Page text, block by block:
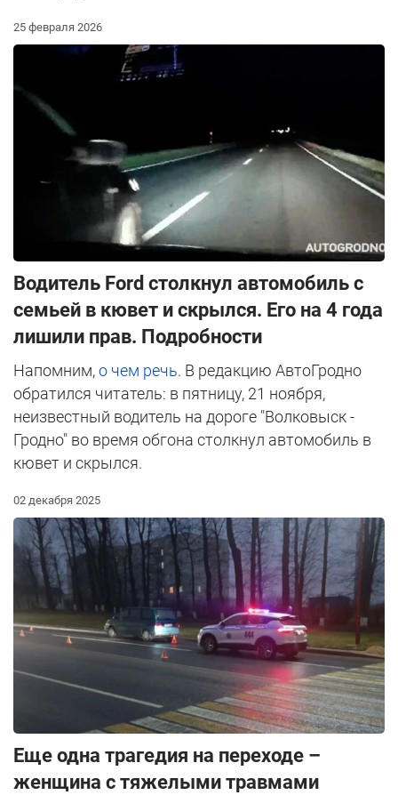
25 февраля 2026
Водитель Ford столкнул автомобиль с
семьей в кювет и скрылся. Его на 4 года
лишили прав. Подробности
Напомним,о чем речь. В редакцию АвтоГродно
обратился читатель: в пятницу, 21 ноября,
неизвестный водитель на дороге "Волковыск -
Гродно" во время обгона столкнул автомобиль в
кювет и скрылся.
02 декабря 2025
Еще одна трагедия на переходе –
женщина с тяжелыми травмами